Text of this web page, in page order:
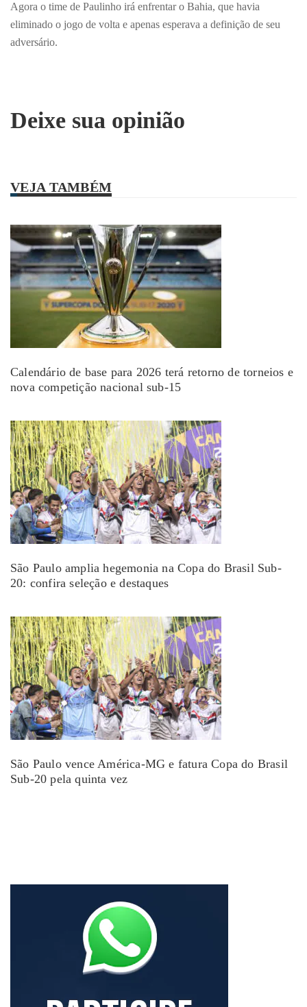
Agora o time de Paulinho irá enfrentar o Bahia, que havia
eliminado o jogo de volta e apenas esperava a definição de seu
adversário.
Deixe sua opinião
VEJA TAMBÉM
Calendário de base para 2026 terá retorno de torneios e
nova competição nacional sub-15
São Paulo amplia hegemonia na Copa do Brasil Sub-
20: confira seleção e destaques
São Paulo vence América-MG e fatura Copa do Brasil
Sub-20 pela quinta vez